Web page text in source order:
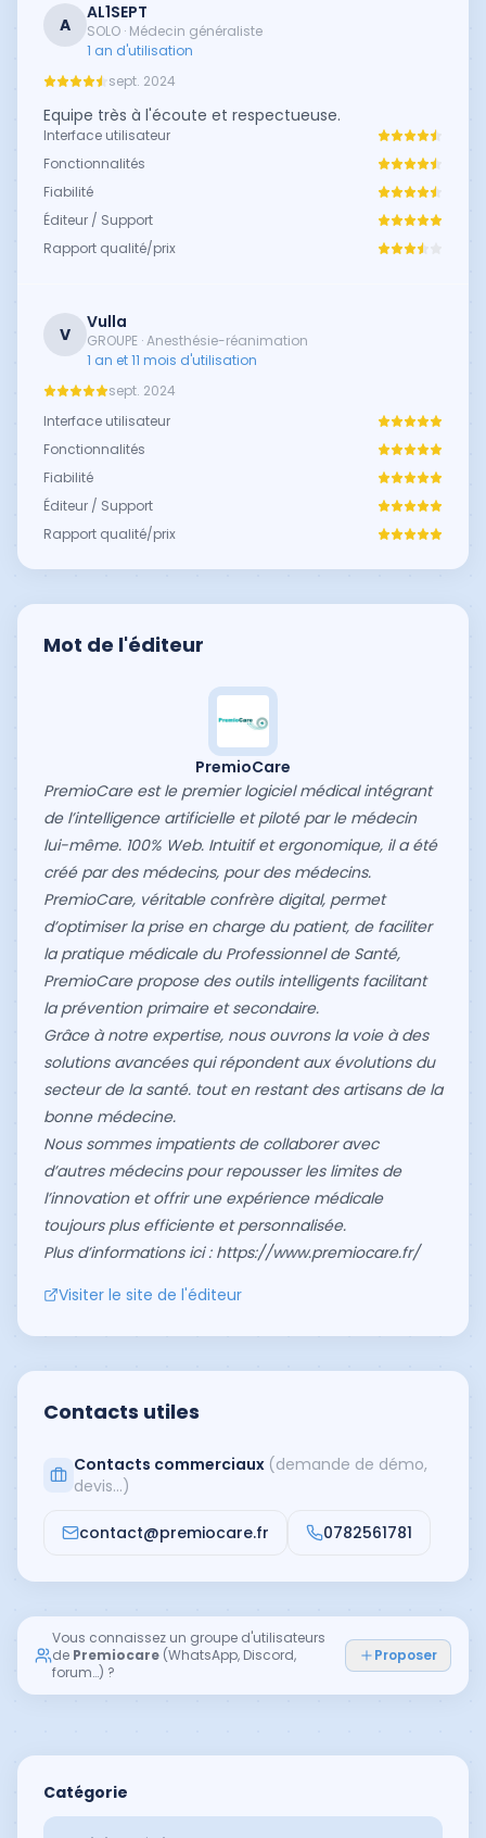
A
AL1SEPT
SOLO · Médecin généraliste
1 an d'utilisation
sept. 2024
Equipe très à l'écoute et respectueuse.
Interface utilisateur
Fonctionnalités
Fiabilité
Éditeur / Support
Rapport qualité/prix
V
Vulla
GROUPE · Anesthésie-réanimation
1 an et 11 mois d'utilisation
sept. 2024
Interface utilisateur
Fonctionnalités
Fiabilité
Éditeur / Support
Rapport qualité/prix
Mot de l'éditeur
PremioCare
PremioCare est le premier logiciel médical intégrant
de l’intelligence artificielle et piloté par le médecin
lui-même. 100% Web. Intuitif et ergonomique, il a été
créé par des médecins, pour des médecins.
PremioCare, véritable confrère digital, permet
d’optimiser la prise en charge du patient, de faciliter
la pratique médicale du Professionnel de Santé,
PremioCare propose des outils intelligents facilitant
la prévention primaire et secondaire.
Grâce à notre expertise, nous ouvrons la voie à des
solutions avancées qui répondent aux évolutions du
secteur de la santé. tout en restant des artisans de la
bonne médecine.
Nous sommes impatients de collaborer avec
d’autres médecins pour repousser les limites de
l’innovation et offrir une expérience médicale
toujours plus efficiente et personnalisée.
Plus d’informations ici : https://www.premiocare.fr/
Visiter le site de l'éditeur
Contacts utiles
Contacts commerciaux (demande de démo,
devis…)
contact@premiocare.fr 0782561781
Vous connaissez un groupe d'utilisateurs
de Premiocare (WhatsApp, Discord,
forum…) ?
Proposer
Catégorie